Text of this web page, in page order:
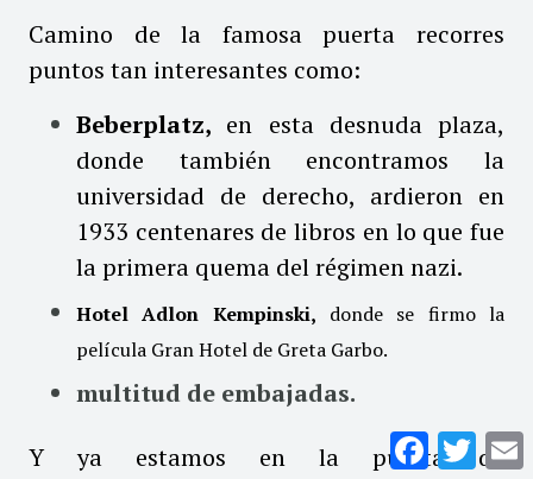
Camino de la famosa puerta recorres
puntos tan interesantes como:
Beberplatz, en esta desnuda plaza,
donde también encontramos la
universidad de derecho, ardieron en
1933 centenares de libros en lo que fue
la primera quema del régimen nazi.
Hotel Adlon Kempinski, donde se firmo la
película Gran Hotel de Greta Garbo.
multitud de embajadas.
Y ya estamos en la puerta de
Facebook